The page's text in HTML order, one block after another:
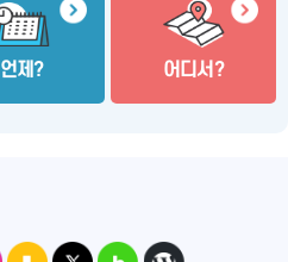
언제? 어디서?